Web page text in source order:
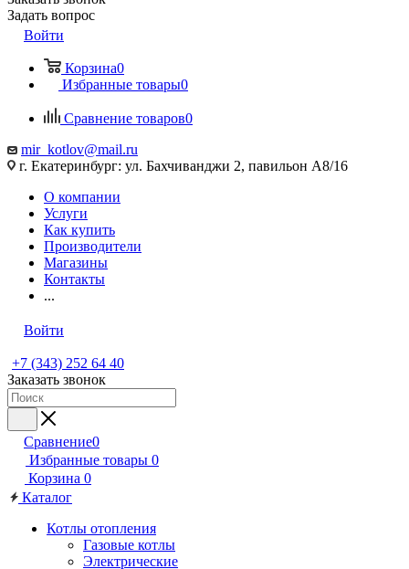
Задать вопрос
Войти
Корзина0
Избранные товары0
Сравнение товаров0
mir_kotlov@mail.ru
г. Екатеринбург: ул. Бахчиванджи 2, павильон А8/16
О компании
Услуги
Как купить
Производители
Магазины
Контакты
...
Войти
+7 (343) 252 64 40
Заказать звонок
Сравнение0
Избранные товары 0
Корзина 0
Каталог
Котлы отопления
Газовые котлы
Электрические